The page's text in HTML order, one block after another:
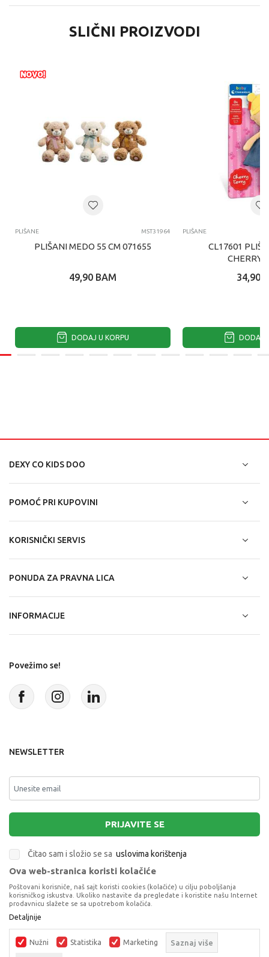
SLIČNI PROIZVODI
PLIŠANE MST31964
PLIŠANI MEDO 55 CM 071655
49,90 BAM
DODAJ U KORPU
PLIŠANE
CL17601
CHERRY
34,90
DODAJ
DEXY CO KIDS DOO
POMOĆ PRI KUPOVINI
KORISNIČKI SERVIS
PONUDA ZA PRAVNA LICA
INFORMACIJE
Povežimo se!
NEWSLETTER
PRIJAVITE SE
Čitao sam i složio se sa uslovima korištenja
Terms of Service
apply.
Ova web-stranica koristi kolačiće
Poštovani korisniče, naš sajt koristi cookies (kolačiće) u cilju poboljšanja
korisničkog iskustva. Ukoliko nastavite da pregledate i koristite našu Internet
prodavnicu slažete se sa upotrebom kolačića.
Detaljnije
Nužni Statistika Marketing Saznaj više